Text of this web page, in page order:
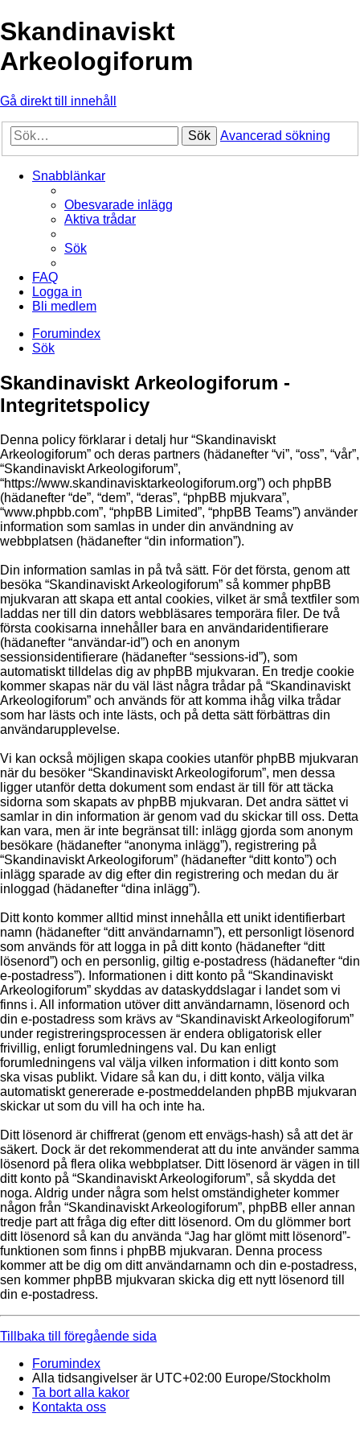
Skandinaviskt
Arkeologiforum
Gå direkt till innehåll
Sök Avancerad sökning
Snabblänkar
Obesvarade inlägg
Aktiva trådar
Sök
FAQ
Logga in
Bli medlem
Forumindex
Sök
Skandinaviskt Arkeologiforum -
Integritetspolicy
Denna policy förklarar i detalj hur “Skandinaviskt
Arkeologiforum” och deras partners (hädanefter “vi”, “oss”, “vår”,
“Skandinaviskt Arkeologiforum”,
“https://www.skandinavisktarkeologiforum.org”) och phpBB
(hädanefter “de”, “dem”, “deras”, “phpBB mjukvara”,
“www.phpbb.com”, “phpBB Limited”, “phpBB Teams”) använder
information som samlas in under din användning av
webbplatsen (hädanefter “din information”).
Din information samlas in på två sätt. För det första, genom att
besöka “Skandinaviskt Arkeologiforum” så kommer phpBB
mjukvaran att skapa ett antal cookies, vilket är små textfiler som
laddas ner till din dators webbläsares temporära filer. De två
första cookisarna innehåller bara en användaridentifierare
(hädanefter “användar-id”) och en anonym
sessionsidentifierare (hädanefter “sessions-id”), som
automatiskt tilldelas dig av phpBB mjukvaran. En tredje cookie
kommer skapas när du väl läst några trådar på “Skandinaviskt
Arkeologiforum” och används för att komma ihåg vilka trådar
som har lästs och inte lästs, och på detta sätt förbättras din
användarupplevelse.
Vi kan också möjligen skapa cookies utanför phpBB mjukvaran
när du besöker “Skandinaviskt Arkeologiforum”, men dessa
ligger utanför detta dokument som endast är till för att täcka
sidorna som skapats av phpBB mjukvaran. Det andra sättet vi
samlar in din information är genom vad du skickar till oss. Detta
kan vara, men är inte begränsat till: inlägg gjorda som anonym
besökare (hädanefter “anonyma inlägg”), registrering på
“Skandinaviskt Arkeologiforum” (hädanefter “ditt konto”) och
inlägg sparade av dig efter din registrering och medan du är
inloggad (hädanefter “dina inlägg”).
Ditt konto kommer alltid minst innehålla ett unikt identifierbart
namn (hädanefter “ditt användarnamn”), ett personligt lösenord
som används för att logga in på ditt konto (hädanefter “ditt
lösenord”) och en personlig, giltig e-postadress (hädanefter “din
e-postadress”). Informationen i ditt konto på “Skandinaviskt
Arkeologiforum” skyddas av dataskyddslagar i landet som vi
finns i. All information utöver ditt användarnamn, lösenord och
din e-postadress som krävs av “Skandinaviskt Arkeologiforum”
under registreringsprocessen är endera obligatorisk eller
frivillig, enligt forumledningens val. Du kan enligt
forumledningens val välja vilken information i ditt konto som
ska visas publikt. Vidare så kan du, i ditt konto, välja vilka
automatiskt genererade e-postmeddelanden phpBB mjukvaran
skickar ut som du vill ha och inte ha.
Ditt lösenord är chiffrerat (genom ett envägs-hash) så att det är
säkert. Dock är det rekommenderat att du inte använder samma
lösenord på flera olika webbplatser. Ditt lösenord är vägen in till
ditt konto på “Skandinaviskt Arkeologiforum”, så skydda det
noga. Aldrig under några som helst omständigheter kommer
någon från “Skandinaviskt Arkeologiforum”, phpBB eller annan
tredje part att fråga dig efter ditt lösenord. Om du glömmer bort
ditt lösenord så kan du använda “Jag har glömt mitt lösenord”-
funktionen som finns i phpBB mjukvaran. Denna process
kommer att be dig om ditt användarnamn och din e-postadress,
sen kommer phpBB mjukvaran skicka dig ett nytt lösenord till
din e-postadress.
Tillbaka till föregående sida
Forumindex
Alla tidsangivelser är UTC+02:00 Europe/Stockholm
Ta bort alla kakor
Kontakta oss